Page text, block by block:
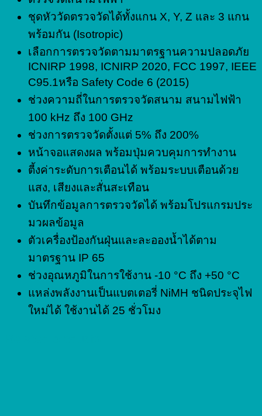
ชุดหัววัดตรวจวัดได้ทั้งแกน X, Y, Z และ 3 แกน
พร้อมกัน (Isotropic)
เลือกการตรวจวัดตามมาตรฐานความปลอดภัย
ICNIRP 1998, ICNIRP 2020, FCC 1997, IEEE
C95.1หรือ Safety Code 6 (2015)
ช่วงความถี่ในการตรวจวัดสนาม สนามไฟฟ้า
100 kHz ถึง 100 GHz
ช่วงการตรวจวัดตั้งแต่ 5% ถึง 200%
หน้าจอแสดงผล พร้อมปุ่มควบคุมการทำงาน
ตี้งค่าระดับการเตือนได้ พร้อมระบบเตือนด้วย
แสง, เสียงและสั่นสะเทือน
บันทึกข้อมูลการตรวจวัดได้ พร้อมโปรแกรมประ
มวผลข้อมูล
ตัวเครื่องป้องกันฝุ่นและละอองน้ำได้ตาม
มาตรฐาน IP 65
ช่วงอุณหภูมิในการใช้งาน -10 °C ถึง +50 °C
แหล่งพลังงานเป็นแบตเตอรี่ NiMH ชนิดประจุไฟ
ใหม่ได้ ใช้งานได้ 25 ชั่วโมง